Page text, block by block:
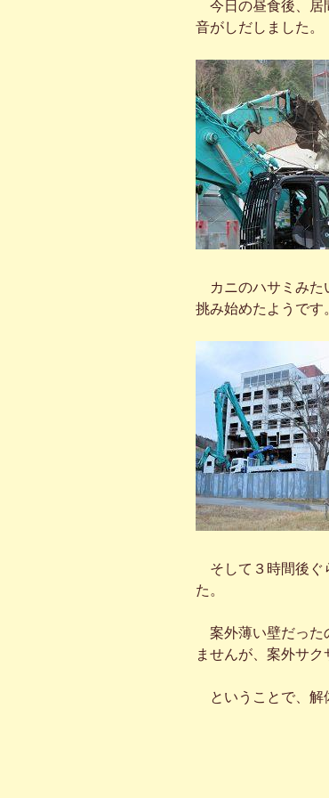
今日の昼食後、居
音がしだしました。
カニのハサミみた
挑み始めたようです
そして３時間後ぐ
た。
案外薄い壁だった
ませんが、案外サク
ということで、解